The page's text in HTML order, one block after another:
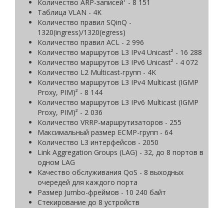
Количество ARP-записей¹ - 8 151
Таблица VLAN - 4K
Количество правил SQinQ -
1320(ingress)/1320(egress)
Количество правил ACL - 2 996
Количество маршрутов L3 IPv4 Unicast² - 16 288
Количество маршрутов L3 IPv6 Unicast² - 4 072
Количество L2 Multicast-групп - 4K
Количество маршрутов L3 IPv4 Multicast (IGMP
Proxy, PIM)² - 8 144
Количество маршрутов L3 IPv6 Multicast (IGMP
Proxy, PIM)² - 2 036
Количество VRRP-маршрутизаторов - 255
Максимальный размер ECMP-групп - 64
Количество L3 интерфейсов - 2050
Link Aggregation Groups (LAG) - 32, до 8 портов в
одном LAG
Качество обслуживания QoS - 8 выходных
очередей для каждого порта
Размер Jumbo-фреймов - 10 240 байт
Стекирование до 8 устройств